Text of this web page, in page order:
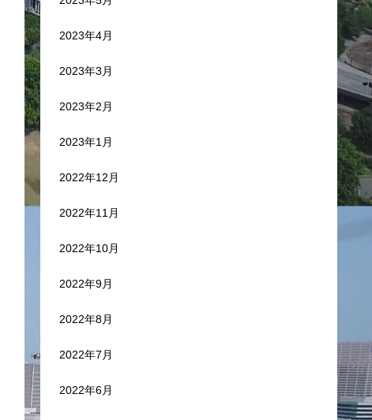
2023年4月
2023年3月
2023年2月
2023年1月
2022年12月
2022年11月
2022年10月
2022年9月
2022年8月
2022年7月
2022年6月